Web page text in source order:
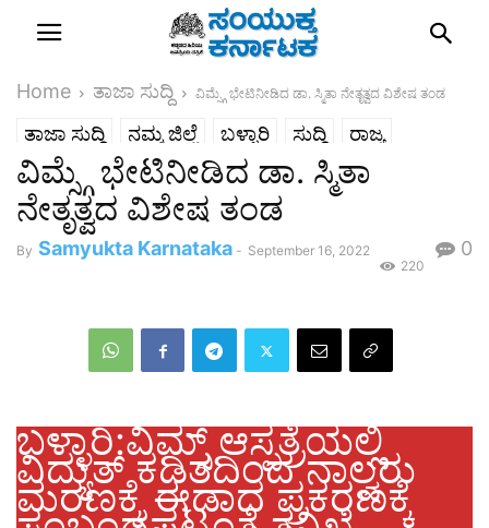
Home ತಾಜಾ ಸುದ್ದಿ ವಿಮ್ಸ್ಗೆ ಭೇಟಿನೀಡಿದ ಡಾ. ಸ್ಮಿತಾ ನೇತೃತ್ವದ ವಿಶೇಷ ತಂಡ
ತಾಜಾ ಸುದ್ದಿ ನಮ್ಮ ಜಿಲ್ಲೆ ಬಳ್ಳಾರಿ ಸುದ್ದಿ ರಾಜ್ಯ
ವಿಮ್ಸ್ಗೆ ಭೇಟಿನೀಡಿದ ಡಾ. ಸ್ಮಿತಾ
ನೇತೃತ್ವದ ವಿಶೇಷ ತಂಡ
By Samyukta Karnataka - September 16, 2022 0
220
ಬಳ್ಳಾರಿ:ವಿಮ್ಸ್ ಆಸ್ಪತ್ರೆಯಲ್ಲಿ
ವಿದ್ಯುತ್ ಕಡಿತದಿಂದ ನಾಲ್ವರು
ಮರಣಕ್ಕೆ ಈಡಾದ ಪ್ರಕರಣಕ್ಕೆ